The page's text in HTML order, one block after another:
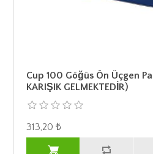
Cup 100 Göğüs Ön Üçgen
KARIŞIK GELMEKTEDİR)
313,20 ₺